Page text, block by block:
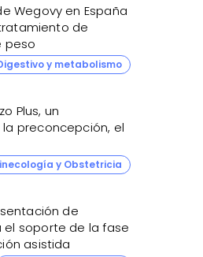
Wegovy en España
de
peso
y metabolismo
Plus, un
preconcepción, el
y Obstetricia
de
soporte de la fase
asistida